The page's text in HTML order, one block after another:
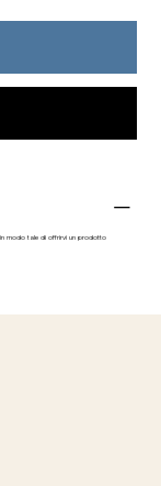
in modo tale di offrirvi un prodotto